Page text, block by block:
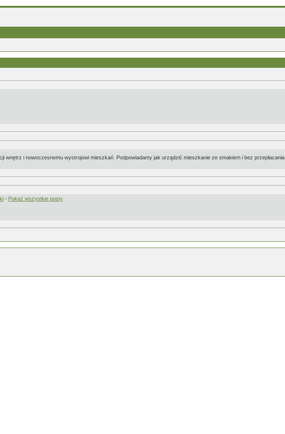
wnętrz i nowoczesnemu wystrojowi mieszkań. Podpowiadamy jak urządzić mieszkanie ze smakiem i bez przepłacania.
- Pokaż wszystkie posty